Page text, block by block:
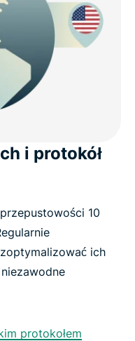
i protokół
10
ich
protokołem